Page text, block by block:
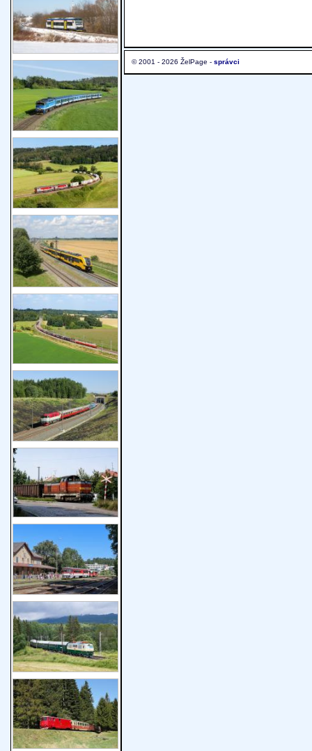
© 2001 - 2026 ŽelPage - správci